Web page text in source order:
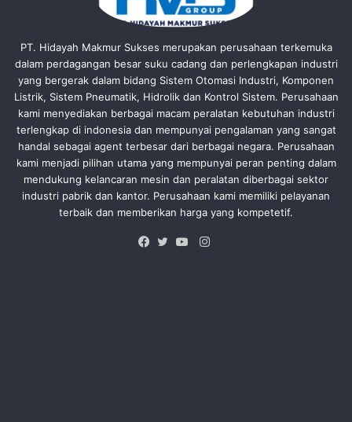
PT. Hidayah Makmur Sukses merupakan perusahaan terkemuka
dalam perdagangan besar suku cadang dan perlengkapan industri
yang bergerak dalam bidang Sistem Otomasi Industri, Komponen
Listrik, Sistem Pneumatik, Hidrolik dan Kontrol Sistem. Perusahaan
kami menyediakan berbagai macam peralatan kebutuhan industri
terlengkap di indonesia dan mempunyai pengalaman yang sangat
handal sebagai agent terbesar dari berbagai negara. Perusahaan
kami menjadi pilihan utama yang mempunyai peran penting dalam
mendukung kelancaran mesin dan peralatan diberbagai sektor
industri pabrik dan kantor. Perusahaan kami memiliki pelayanan
terbaik dan memberikan harga yang kompetetif.
Instagram